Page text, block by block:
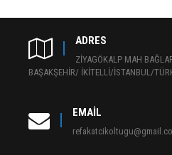
ADRES
ZİYAGÖKALP MAH
BAŞAKŞEHİR/ İKİTELLİ/İSTANBUL/
EMAIL